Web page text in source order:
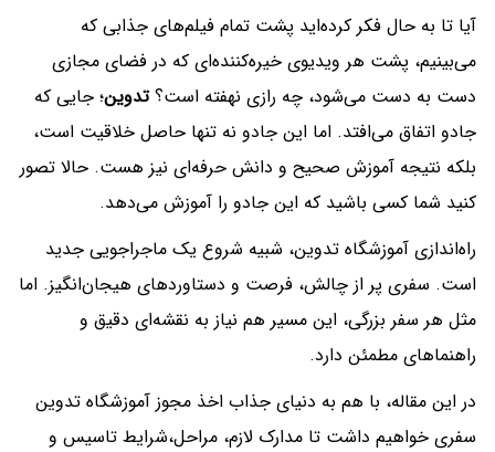
آیا تا به حال فکر کرده‌اید پشت تمام فیلم‌های جذابی که
می‌بینیم، پشت هر ویدیوی خیره‌کننده‌ای که در فضای مجازی
دست به دست می‌شود، چه رازی نهفته است؟تدوین؛ جایی که
جادو اتفاق می‌افتد. اما این جادو نه تنها حاصل خلاقیت است،
بلکه نتیجه آموزش صحیح و دانش حرفه‌ای نیز هست. حالا تصور
کنید شما کسی باشید که این جادو را آموزش می‌دهد.
راه‌اندازی آموزشگاه تدوین، شبیه شروع یک ماجراجویی جدید
است. سفری پر از چالش، فرصت و دستاوردهای هیجان‌انگیز. اما
مثل هر سفر بزرگی، این مسیر هم نیاز به نقشه‌ای دقیق و
راهنماهای مطمئن دارد.
در این مقاله، با هم به دنیای جذاب اخذ مجوز آموزشگاه تدوین
سفری خواهیم داشت تا مدارک لازم، مراحل،شرایط تاسیس و